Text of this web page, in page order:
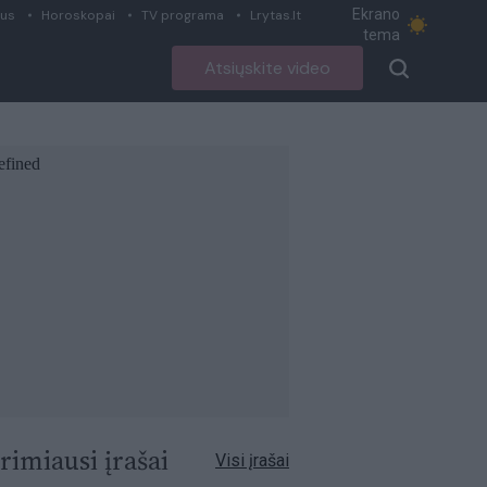
Horoskopai TV programa Lrytas.lt
Ekrano
tema
Atsiųskite video
įrašai Visi įrašai